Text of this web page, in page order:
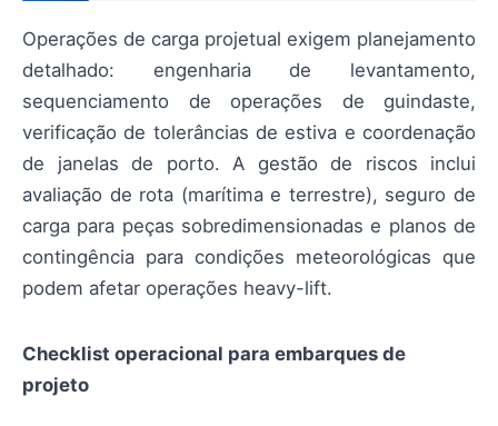
Operações de carga projetual exigem planejamento
detalhado: engenharia de levantamento,
sequenciamento de operações de guindaste,
verificação de tolerâncias de estiva e coordenação
de janelas de porto. A gestão de riscos inclui
avaliação de rota (marítima e terrestre), seguro de
carga para peças sobredimensionadas e planos de
contingência para condições meteorológicas que
podem afetar operações heavy-lift.
Checklist operacional para embarques de
projeto